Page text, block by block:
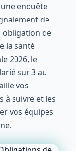
enquête
de
obligation de
la santé
2026, le
sur 3 au
vos
à suivre et les
vos équipes